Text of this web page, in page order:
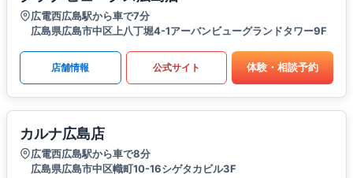
広電西広島駅から車で7分
広島県広島市中区上八丁堀4-1アーバンビューグランドタワー9F
店舗情報 公式サイト 体験・相談予約
カルナ広島店
広電西広島駅から車で8分
広島県広島市中区幟町10-16シゲタカビル3F